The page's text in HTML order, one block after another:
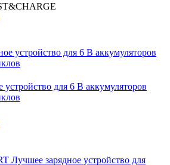
для 6 В аккумуляторов